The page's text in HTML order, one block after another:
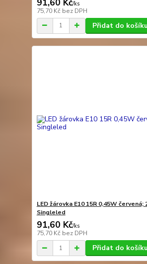
/ks
75,70 Kč bez DPH
Přidat do košíku
LED žárovka E10 15R 0,45W červená;
Singleled
91,60 Kč/ks
75,70 Kč bez DPH
Přidat do košíku